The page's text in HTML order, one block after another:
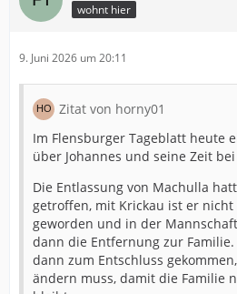
wohnt hier
9. Juni 2026 um 20:11
Zitat von horny01
Im Flensburger Tageblatt heute
über Johannes und seine Zeit bei
Die Entlassung von Machulla
getroffen, mit Krickau ist er
geworden und in der
dann die Entfernung zur
dann zum Entschluss
ändern muss, damit die Familie